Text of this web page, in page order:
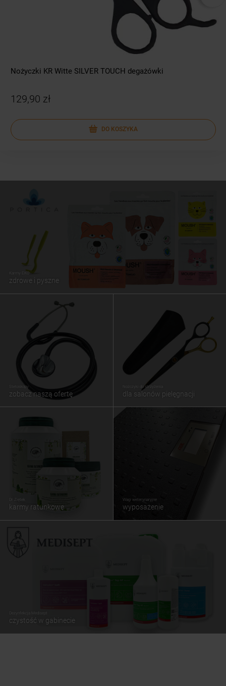
Nożyczki KR Witte SILVER TOUCH degażówki
129,90 zł
DO KOSZYKA
Karmy EKO
zdrowe i pyszne
Stetoskopy
zobacz naszą ofertę
Nożczyki do strzyżenia
dla salonów pielęgnacji
Dezynfekcja Medisept
czystość w gabinecie
Dr Ziętek
karmy ratunkowe
Wagi weterynaryjne
wyposażenie